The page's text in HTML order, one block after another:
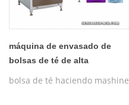
máquina de envasado de
bolsas de té de alta
bolsa de té haciendo mashine